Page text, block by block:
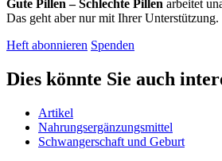
Gute Pillen – Schlechte Pillen arbeitet
Das geht aber nur mit Ihrer Unterstützung.
Heft abonnieren Spenden
Dies könnte Sie auch
Artikel
Nahrungsergänzungsmittel
Schwangerschaft und Geburt